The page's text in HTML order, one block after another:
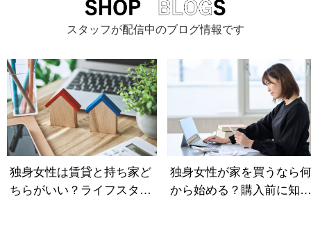
スタッフが配信中のブログ情報です